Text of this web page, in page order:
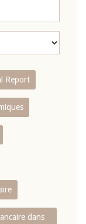
Report
dans